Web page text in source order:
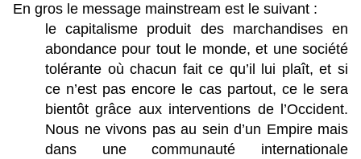
En gros le message mainstream est le suivant :
le capitalisme produit des marchandises en
abondance pour tout le monde, et une société
tolérante où chacun fait ce qu’il lui plaît, et si
ce n’est pas encore le cas partout, ce le sera
bientôt grâce aux interventions de l’Occident.
Nous ne vivons pas au sein d’un Empire mais
dans une communauté internationale